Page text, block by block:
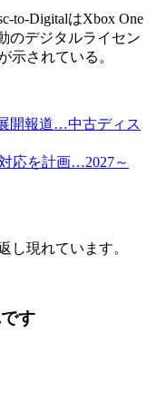
to-DigitalはXbox One
のデジタルライセン
示されている。
開報道…中古ディス
応を計画…2027～
し現れています。
す